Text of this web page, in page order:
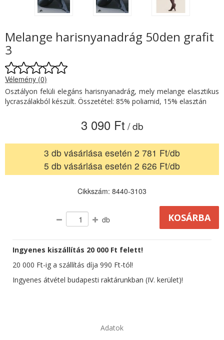
Melange harisnyanadrág 50den grafit
3
Vélemény (0)
Osztályon felüli elegáns harisnyanadrág, mely melange elasztikus
lycraszálakból készült. Összetétel: 85% poliamid, 15% elasztán
3 090 Ft / db
3 db vásárlása esetén 2 781 Ft/db
5 db vásárlása esetén 2 626 Ft/db
Cikkszám: 8440-3103
db
Ingyenes kiszállítás 20 000 Ft felett!
20 000 Ft-ig a szállítás díja 990 Ft-tól!
Ingyenes átvétel budapesti raktárunkban (IV. kerület)!
Adatok